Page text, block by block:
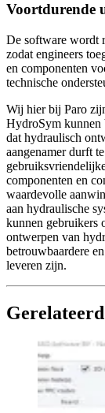
Voortdurende
De software wordt
zodat engineers
en componenten
technische
Wij hier bij Paro
HydroSym kunnen
dat hydraulisch
aangenamer durft
componenten en
waardevolle
aan hydraulische
kunnen gebruikers
ontwerpen van
betrouwbaardere
leveren zijn.
Gerelateerd